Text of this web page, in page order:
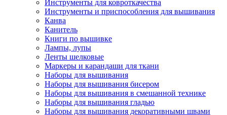
Инструменты для ковроткачества
Инструменты и приспособления для вышивания
Канва
Канитель
Книги по вышивке
Лампы, лупы
Ленты шелковые
Маркеры и карандаши для ткани
Наборы для вышивания
Наборы для вышивания бисером
Наборы для вышивания в смешанной технике
Наборы для вышивания гладью
Наборы для вышивания декоративными швами